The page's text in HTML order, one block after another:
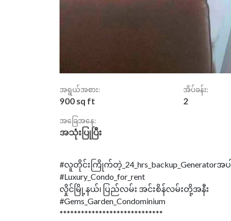
အရွယ်အစား:
900 sq ft
အိပ်ခန်း:
2
အခြေအနေ:
အသုံးပြုပြီး
#လူတိုင်းကြိုက်တဲ့_24_hrs_backup_Generatorအပါ
#Luxury_Condo_for_rent
လှိုင်မြို့နယ်၊ ပြည်လမ်း အင်းစိန်လမ်းတို့အနီး
#Gems_Garden_Condominium
*****************************